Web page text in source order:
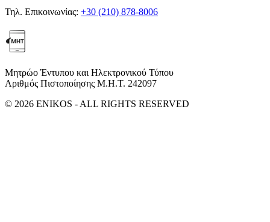
Τηλ. Επικοινωνίας: +30 (210) 878-8006
Μητρώο Έντυπου και Ηλεκτρονικού Τύπου
Αριθμός Πιστοποίησης Μ.Η.Τ. 242097
© 2026 ENIKOS - ALL RIGHTS RESERVED